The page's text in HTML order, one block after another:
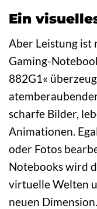
Ein
Aber Leistung ist
Gaming-
882G1«
scharfe Bilder,
Animationen.
oder Fotos
Notebooks wird
virtuelle Welten
neuen Dimension.